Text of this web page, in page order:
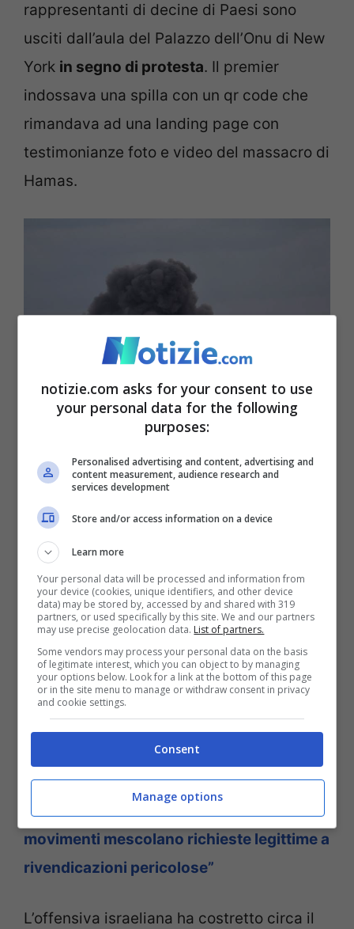
rappresentanti di decine di Paesi sono
usciti dall’aula del Palazzo dell’Onu di New
York in segno di protesta. Il premier
indossava una spilla con un qr code che
rimandava ad una landing page con
testimonianze foto e video del massacro di
Hamas.
Il Medio Oriente in fiamme da due anni: Gaza, Iran, Libano
(ANSA FOTO) – Notizie.com
La guerra che ne scaturita
oltre 67mila palestinesi
Ministero della Salute di Gaza, per il quale
donne e bambini costituiscono circa la
metà delle vittime. Molti esperti
indipendenti affermano che si tratta della
stima più affidabile delle vittime di guerra.
PER APPROFONDIRE:Da Gaza all’Italia, il
destino della Flotilla e lo sciopero
generale. L’esperto Start Insight: “I
movimenti mescolano richieste legittime a
rivendicazioni pericolose”
L’offensiva israeliana ha costretto circa il
notizie.com asks for your consent to use
your personal data for the following
purposes:
Personalised advertising and content, advertising and
content measurement, audience research and
services development
Store and/or access information on a device
Learn more
Your personal data will be processed and information from
your device (cookies, unique identifiers, and other device
data) may be stored by, accessed by and shared with 319
partners, or used specifically by this site. We and our partners
may use precise geolocation data. List of partners.
Some vendors may process your personal data on the basis
of legitimate interest, which you can object to by managing
your options below. Look for a link at the bottom of this page
or in the site menu to manage or withdraw consent in privacy
and cookie settings.
Consent
Manage options